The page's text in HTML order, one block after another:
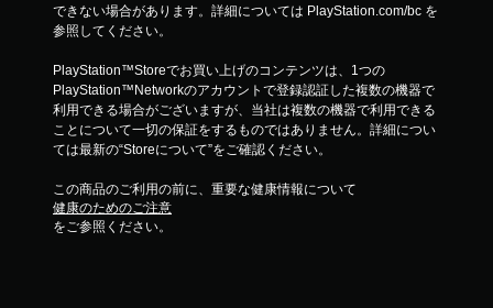
できない場合があります。詳細については PlayStation.com/bc を
参照してください。
PlayStation™Storeでお買い上げのコンテンツは、1つの
PlayStation™Networkのアカウントで登録認証した複数の機器で
利用できる場合がございますが、当社は複数の機器で利用できる
ことについて一切の保証をするものではありません。詳細につい
ては最新の“Storeについて”をご確認ください。
この商品のご利用の前に、重要な健康情報について
健康のためのご注意
をご参照ください。